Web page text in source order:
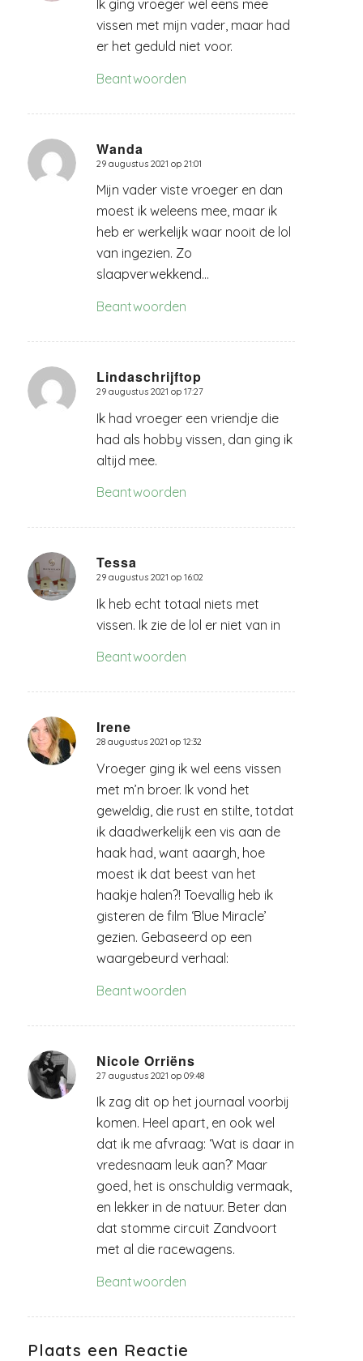
Ik ging vroeger wel eens mee
vissen met mijn vader, maar had
er het geduld niet voor.
Beantwoorden
Wanda
zegt:
29 augustus 2021 op 21:01
Mijn vader viste vroeger en dan
moest ik weleens mee, maar ik
heb er werkelijk waar nooit de lol
van ingezien. Zo
slaapverwekkend…
Beantwoorden
Lindaschrijftop
zegt:
29 augustus 2021 op 17:27
Ik had vroeger een vriendje die
had als hobby vissen, dan ging ik
altijd mee.
Beantwoorden
Tessa
zegt:
29 augustus 2021 op 16:02
Ik heb echt totaal niets met
vissen. Ik zie de lol er niet van in
Beantwoorden
Irene
zegt:
28 augustus 2021 op 12:32
Vroeger ging ik wel eens vissen
met m’n broer. Ik vond het
geweldig, die rust en stilte, totdat
ik daadwerkelijk een vis aan de
haak had, want aaargh, hoe
moest ik dat beest van het
haakje halen?! Toevallig heb ik
gisteren de film ‘Blue Miracle’
gezien. Gebaseerd op een
waargebeurd verhaal:
Beantwoorden
Nicole Orriëns
zegt:
27 augustus 2021 op 09:48
Ik zag dit op het journaal voorbij
komen. Heel apart, en ook wel
dat ik me afvraag: ‘Wat is daar in
vredesnaam leuk aan?’ Maar
goed, het is onschuldig vermaak,
en lekker in de natuur. Beter dan
dat stomme circuit Zandvoort
met al die racewagens.
Beantwoorden
Plaats een Reactie